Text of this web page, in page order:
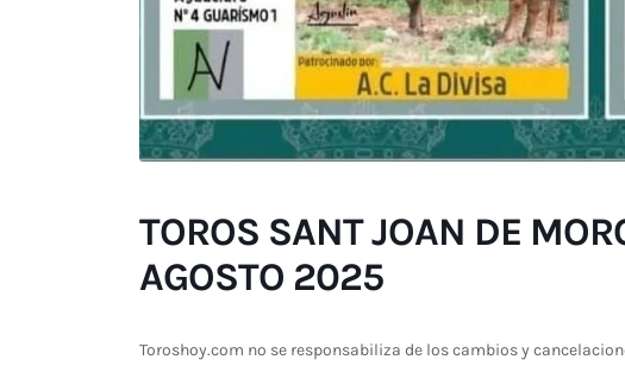
TOROS SANT JOAN DE
AGOSTO 2025
Toroshoy.com no se responsabiliza de los cambios y